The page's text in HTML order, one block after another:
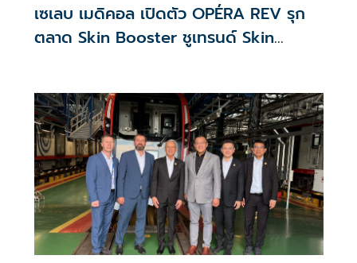
เซเลบ เมดิคอล เปิดตัว OPÉRA REV รุก
ตลาด Skin Booster ชูเทรนด์ Skin